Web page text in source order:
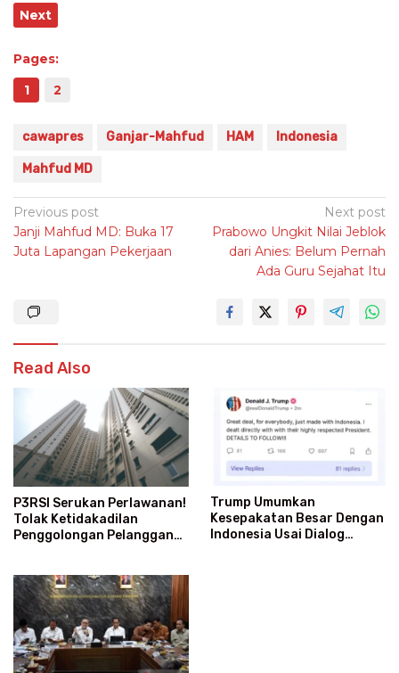
Next
Pages:
1
2
cawapres Ganjar-Mahfud HAM Indonesia
Mahfud MD
Post
navigation
Previous post
Janji Mahfud MD: Buka 17
Juta Lapangan Pekerjaan
Next post
Prabowo Ungkit Nilai Jeblok
dari Anies: Belum Pernah
Ada Guru Sejahat Itu
Read Also
P3RSI Serukan Perlawanan!
Tolak Ketidakadilan
Penggolongan Pelanggan
Trump Umumkan
Kesepakatan Besar Dengan
Indonesia Usai Dialog